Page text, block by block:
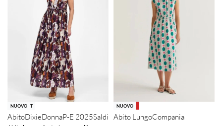
-67% OFF
SOLD OUT
NUOVO
AbitoDixieDonnaP-E 2025Saldi
-40% OFF
NUOVO
Abito LungoCompania